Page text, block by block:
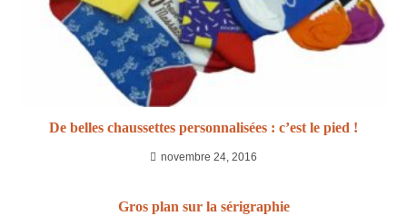
De belles chaussettes personnalisées : c’est le pied !
novembre 24, 2016
Gros plan sur la sérigraphie